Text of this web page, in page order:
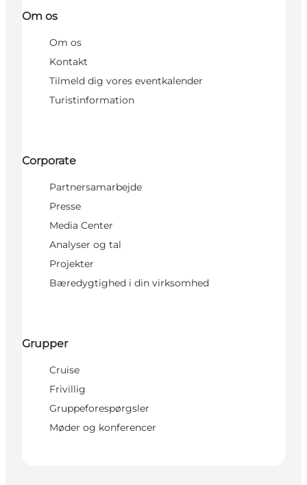
Om os
Om os
Kontakt
Tilmeld dig vores eventkalender
Turistinformation
Corporate
Partnersamarbejde
Presse
Media Center
Analyser og tal
Projekter
Bæredygtighed i din virksomhed
Grupper
Cruise
Frivillig
Gruppeforespørgsler
Møder og konferencer